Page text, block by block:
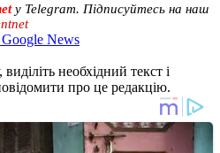
у Telegram. Підписуйтесь на наш
News
необхідний текст і
про це редакцію.